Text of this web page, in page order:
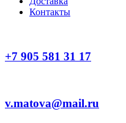
Контакты
+7 905 581 31 17
v.matova@mail.ru